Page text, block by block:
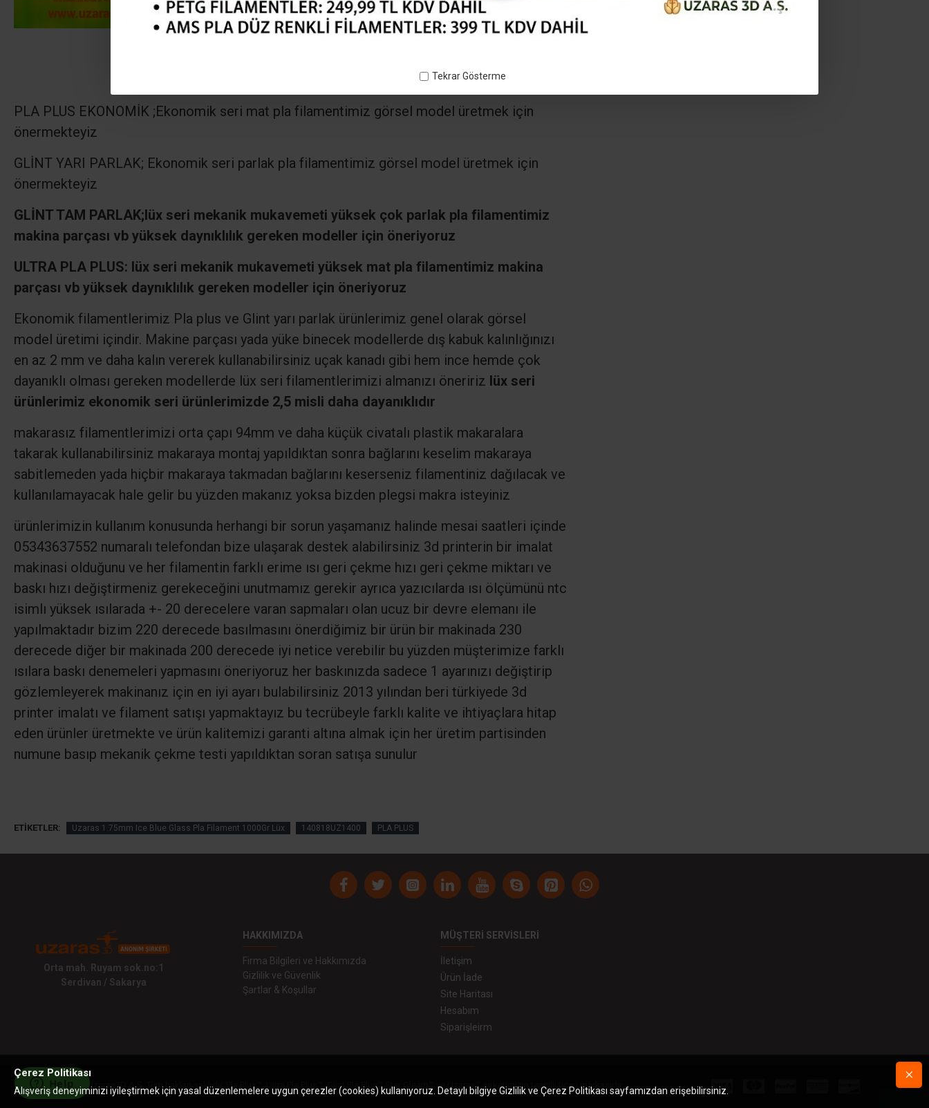
Tekrar Gösterme
PLA PLUS EKONOMİK ;Ekonomik seri mat pla filamentimiz görsel model üretmek için
önermekteyiz
GLİNT YARI PARLAK; Ekonomik seri parlak pla filamentimiz görsel model üretmek için
önermekteyiz
GLİNT TAM PARLAK;lüx seri mekanik mukavemeti yüksek çok parlak pla filamentimiz
makina parçası vb yüksek daynıklılık gereken modeller için öneriyoruz
ULTRA PLA PLUS: lüx seri mekanik mukavemeti yüksek mat pla filamentimiz makina
parçası vb yüksek daynıklılık gereken modeller için öneriyoruz
Ekonomik filamentlerimiz Pla plus ve Glint yarı parlak ürünlerimiz genel olarak görsel
model üretimi içindir. Makine parçası yada yüke binecek modellerde dış kabuk kalınlığınızı
en az 2 mm ve daha kalın vererek kullanabilirsiniz uçak kanadı gibi hem ince hemde çok
dayanıklı olması gereken modellerde lüx seri filamentlerimizi almanızı öneririz lüx seri
ürünlerimiz ekonomik seri ürünlerimizde 2,5 misli daha dayanıklıdır
makarasız filamentlerimizi orta çapı 94mm ve daha küçük civatalı plastik makaralara
takarak kullanabilirsiniz makaraya montaj yapıldıktan sonra bağlarını keselim makaraya
sabitlemeden yada hiçbir makaraya takmadan bağlarını keserseniz filamentiniz dağılacak ve
kullanılamayacak hale gelir bu yüzden makanız yoksa bizden plegsi makra isteyiniz
ürünlerimizin kullanım konusunda herhangi bir sorun yaşamanız halinde mesai saatleri içinde
05343637552 numaralı telefondan bize ulaşarak destek alabilirsiniz 3d printerin bir imalat
makinasi olduğunu ve her filamentin farklı erime ısı geri çekme hızı geri çekme miktarı ve
baskı hızı değiştirmeniz gerekeceğini unutmamız gerekir ayrıca yazıcılarda ısı ölçümünü ntc
isimlı yüksek ısılarada +- 20 derecelere varan sapmaları olan ucuz bir devre elemanı ile
yapılmaktadır bizim 220 derecede basılmasını önerdiğimiz bir ürün bir makinada 230
derecede diğer bir makinada 200 derecede iyi netice verebilir bu yüzden müşterimize farklı
ısılara baskı denemeleri yapmasını öneriyoruz her baskınızda sadece 1 ayarınızı değiştirip
gözlemleyerek makinanız için en iyi ayarı bulabilirsiniz 2013 yılından beri türkiyede 3d
printer imalatı ve filament satışı yapmaktayız bu tecrübeyle farklı kalite ve ihtiyaçlara hitap
eden ürünler üretmekte ve ürün kalitemizi garanti altına almak için her üretim partisinden
numune basıp mekanik çekme testi yapıldıktan soran satışa sunulur
ETIKETLER: Uzaras 1.75mm Ice Blue Glass Pla Filament 1000Gr Lüx 140818UZ1400 PLA PLUS
Orta mah. Ruyam sok.no:1
Serdivan / Sakarya
HAKKIMIZDA
Firma Bilgileri ve Hakkımızda
Gizlilik ve Güvenlik
Şartlar & Koşullar
MÜŞTERI SERVISLERI
İletişim
Ürün İade
Site Haritası
Hesabım
Siparişleirm
Telif hakkı © 2019 Uzaras3D A.Ş. Tüm hakları saklıdır. Pla Plus™, Ultra Pla Plus™, Glint Pla Plus™,Star Gleam™ ve Uzaras™ şirketimizin tescilli ticari markasıdır.
Çerez Politikası
Alışveriş deneyiminizi iyileştirmek için yasal düzenlemelere uygun çerezler (cookies) kullanıyoruz. Detaylı bilgiye Gizlilik ve Çerez Politikası sayfamızdan erişebilirsiniz.